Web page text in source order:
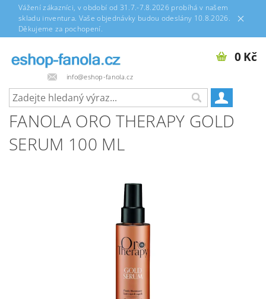
Vážení zákazníci, v období od 31.7.-7.8.2026 probíhá v našem
skladu inventura. Vaše objednávky budou odeslány 10.8.2026.
Děkujeme za pochopení.
info@eshop-fanola.cz
0 Kč
FANOLA ORO THERAPY GOLD
SERUM 100 ML